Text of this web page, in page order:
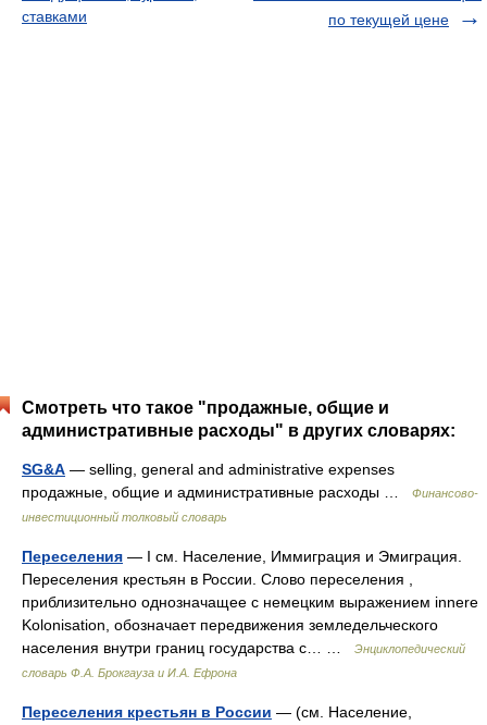
ставками
по текущей цене
Смотреть что такое "продажные, общие и
административные расходы" в других словарях:
SG&A — selling, general and administrative expenses
продажные, общие и административные расходы …
Финансово-
инвестиционный толковый словарь
Переселения — I см. Население, Иммиграция и Эмиграция.
Переселения крестьян в России. Слово переселения ,
приблизительно однозначащее с немецким выражением innere
Kolonisation, обозначает передвижения земледельческого
населения внутри границ государства с… …
Энциклопедический
словарь Ф.А. Брокгауза и И.А. Ефрона
Переселения крестьян в России — (см. Население,